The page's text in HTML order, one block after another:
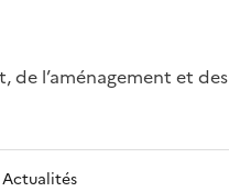
l’aménagement et des
Actualités